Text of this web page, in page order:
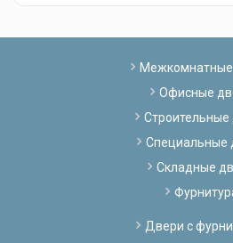
Офисные
Строительные
Специальные
Складные
Двери с